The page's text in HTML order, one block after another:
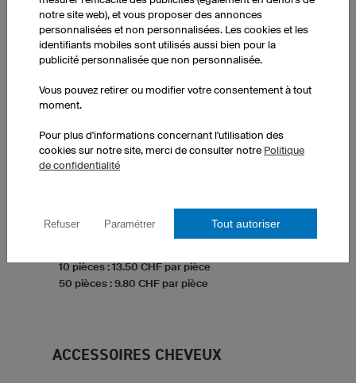
Cache-cou Medi Warm XNTM5 Pro
Matériau élastique FY-Tex
Usage multifonction
10 pièces : 13.50 CHF par pièce
50 pièces : 9.80 CHF par pièce
ACCESSOIRES CHEVEUX
notre site web), et vous proposer des annonces
personnalisées et non personnalisées. Les cookies et les
identifiants mobiles sont utilisés aussi bien pour la
publicité personnalisée que non personnalisée.
Vous pouvez retirer ou modifier votre consentement à tout
moment.
Pour plus d'informations concernant l'utilisation des
cookies sur notre site, merci de consulter notre Politique
de confidentialité
Refuser Paramétrer Tout autoriser